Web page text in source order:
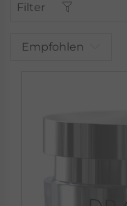
Filter
Empfohlen